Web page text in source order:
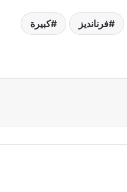
فرنانديز كبيرة